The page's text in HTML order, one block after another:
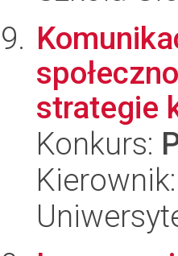
strategie
Konkurs: